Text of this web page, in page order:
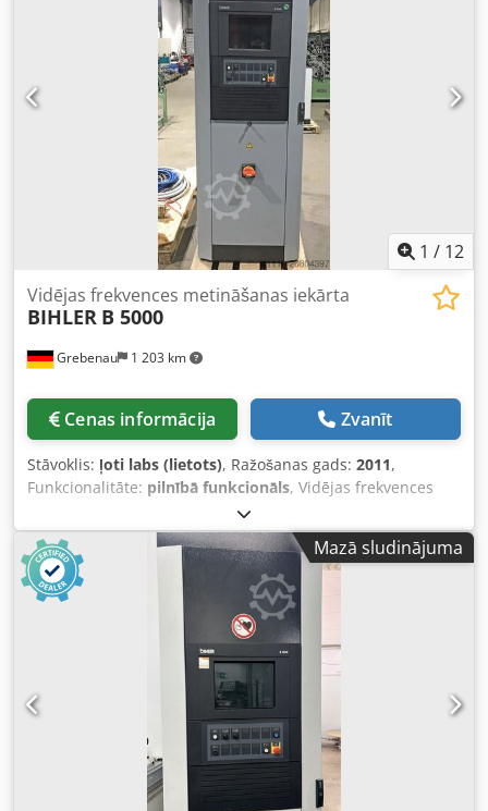
mm. Maksimālais stieples diametrs 10 mm. Standarta
padeves garums līdz 250 mm. Maksimālais darba ātrums
apmēram 135 gājieni minūtē. Servomotors. Skārienekrāna
vadība. Gaisa sajūgs. Svars aptuveni 6000 kg. Strāvas
padeve 400/480 V, 50 Hz. Noliktavā ir arī citas augstas
veiktspējas preses no Bruderer, Schaal un Mabu, kā arī
ideālas pretestības metināšanas iekārtas. Dedpfx Aepm H
1 / 12
Grebenau 1 203 km
Vidējas frekvences metināšanas iekārta
BIHLER B 5000
Cenas informācija Zvanīt
Stāvoklis: ļoti labs (lietots), Ražošanas gads: 2011,
Funkcionalitāte: pilnībā funkcionāls, Vidējas frekvences
metināšanas iekārta, kas sastāv no: 1 BIHLER B 5000
metināšanas vadības Dksdpfxox I R Hqj Algsr 1
metināšanas transformatora 130 kVA Metināšanas jauda:
maks. 130 kVA Pievades spriegums: 400 V, 50 Hz.
Mazā sludinājuma